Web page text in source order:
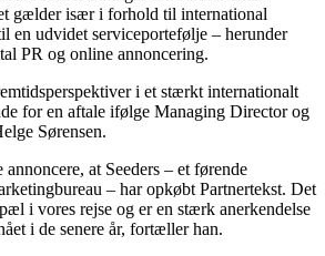
gælder især i forhold til international
en udvidet serviceportefølje – herunder
PR og online annoncering.
i et stærkt internationalt
for en aftale ifølge Managing Director og
Sørensen.
at Seeders – et førende
– har opkøbt Partnertekst. Det
i vores rejse og er en stærk anerkendelse
i de senere år, fortæller han.